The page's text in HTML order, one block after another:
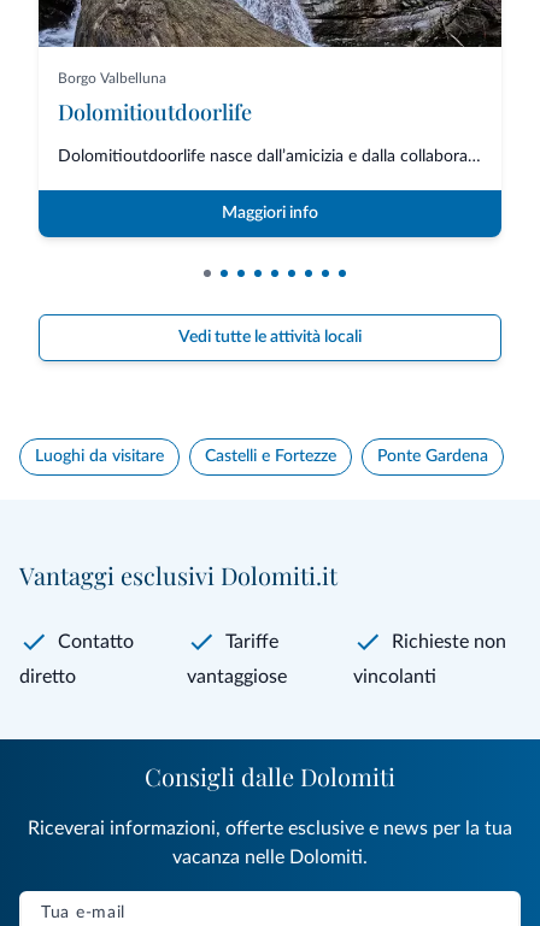
Borgo Valbelluna
Dolomitioutdoorlife
Dolomitioutdoorlife nasce dall’amicizia e dalla collaborazione di professio...
Maggiori info
Vedi tutte le attività locali
Luoghi da visitare Castelli e Fortezze Ponte Gardena
Vantaggi esclusivi Dolomiti.it
Contatto
diretto
Tariffe
vantaggiose
Richieste non
vincolanti
Consigli dalle Dolomiti
Riceverai informazioni, offerte esclusive e news per la tua
vacanza nelle Dolomiti.